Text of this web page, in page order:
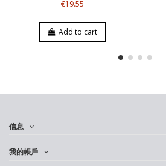
€19.55
Add to cart
信息
我的帳戶